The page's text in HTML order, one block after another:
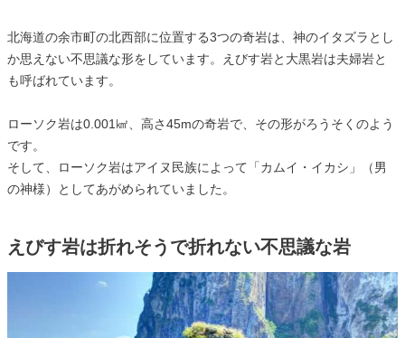
北海道の余市町の北西部に位置する3つの奇岩は、神のイタズラとし
か思えない不思議な形をしています。えびす岩と大黒岩は夫婦岩と
も呼ばれています。
ローソク岩は0.001㎢、高さ45mの奇岩で、その形がろうそくのよう
です。
そして、ローソク岩はアイヌ民族によって「カムイ・イカシ」（男
の神様）としてあがめられていました。
えびす岩は折れそうで折れない不思議な岩